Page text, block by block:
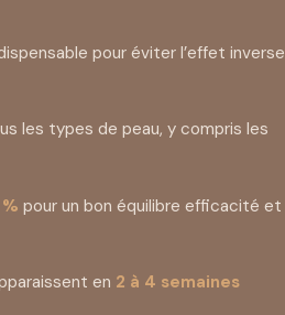
pour éviter l’effet inverse
les types de peau, y compris les
pour un bon équilibre efficacité et
en 2 à 4 semaines